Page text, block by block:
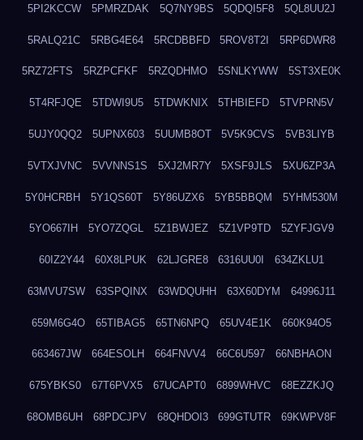
5PI2KCCW 5PMRZDAK 5Q7NY9BS 5QDQI5F8 5QL8UU2J
5RALQ21C 5RBG4E64 5RCDBBFD 5ROV8T2I 5RP6DWR8
5RZ72FTS 5RZPCFKF 5RZQDHMO 5SNLKYWW 5ST3XE0K
5T4RFJQE 5TDWI9U5 5TDWKNIX 5THBIEFD 5TVPRN5V
5UJY0QQ2 5UPNX603 5UUMB8OT 5V5K9CVS 5VB3LIYB
5VTXJVNC 5VVNNS1S 5XJ2MR7Y 5XSF9JLS 5XU6ZP3A
5Y0HCRBH 5Y1QS60T 5Y86UZX6 5YB5BBQM 5YHM530M
5YO667IH 5YO7ZQGL 5Z1BWJEZ 5Z1VP9TD 5ZYFJGV9
60IZ2Y44 60X8LPUK 62LJGRE8 6316UU0I 634ZKLU1
63MVU7SW 63SPQINX 63WDQUHH 63X60DYM 64996J11
659M6G4O 65TIBAG5 65TN6NPQ 65UV4E1K 660K94O5
663467JW 664ESOLH 664FNVV4 66C6U597 66NBHAON
675YBKS0 67T6PVX5 67UCAPT0 6899WHVC 68EZZKJQ
68OMB6UH 68PDCJPV 68QHDOI3 699GTUTR 69KWPV8F